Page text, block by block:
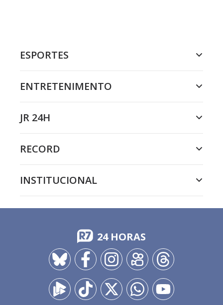
ESPORTES
ENTRETENIMENTO
JR 24H
RECORD
INSTITUCIONAL
24 HORAS